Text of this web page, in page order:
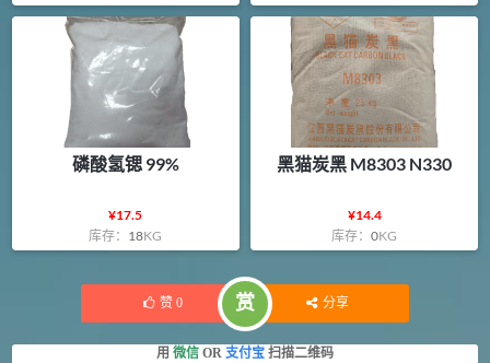
磷酸氢锶 99%
¥17.5
库存： 18KG
黑猫炭黑 M8303 N330
¥14.4
库存：0KG
赞 0 赏 分享
用 微信 OR 支付宝 扫描二维码